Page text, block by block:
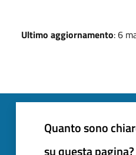
Ultimo aggiornamento: 6
Quanto sono
su questa pagina?